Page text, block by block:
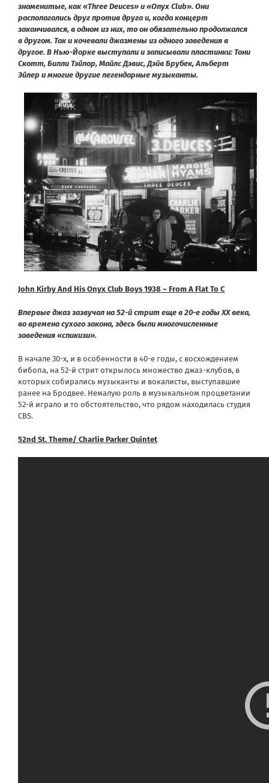
знаменитые, как «Three Deuces» и «Onyx Club». Они
располагались друг против друга и, когда концерт
заканчивался, в одном из них, то он обязательно продолжался
в другом. Так и кочевали джазмены из одного заведения в
другое. В Нью-Йорке выступали и записывали пластинки: Тони
Скотт, Билли Тэйлор, Майлс Дэвис, Дэйв Брубек, Альберт
Эйлер и многие другие легендарные музыканты.
John Kirby And His Onyx Club Boys 1938 ~ From A Flat To C
Впервые джаз зазвучал на 52-й стрит еще в 20-е годы ХХ века,
во времена сухого закона, здесь были многочисленные
заведения «спикизи».
В начале 30-х, и в особенности в 40-е годы, с восхождением
бибопа, на 52-й стрит открылось множество джаз-клубов, в
которых собирались музыканты и вокалисты, выступавшие
ранее на Бродвее. Немалую роль в музыкальном процветании
52-й играло и то обстоятельство, что рядом находилась студия
CBS.
52nd St. Theme/ Charlie Parker Quintet